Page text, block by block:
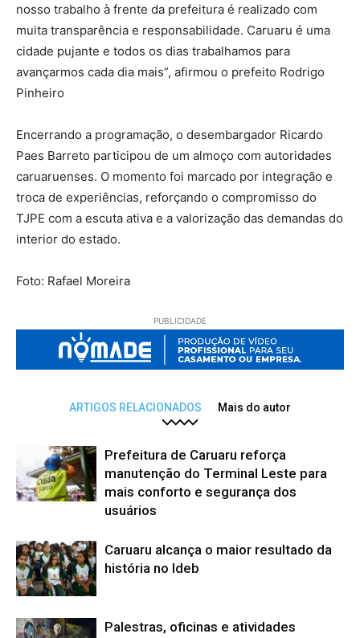
nosso trabalho à frente da prefeitura é realizado com
muita transparência e responsabilidade. Caruaru é uma
cidade pujante e todos os dias trabalhamos para
avançarmos cada dia mais”, afirmou o prefeito Rodrigo
Pinheiro
Encerrando a programação, o desembargador Ricardo
Paes Barreto participou de um almoço com autoridades
caruaruenses. O momento foi marcado por integração e
troca de experiências, reforçando o compromisso do
TJPE com a escuta ativa e a valorização das demandas do
interior do estado.
Foto: Rafael Moreira
PUBLICIDADE
ARTIGOS RELACIONADOS Mais do autor
Prefeitura de Caruaru reforça
manutenção do Terminal Leste para
mais conforto e segurança dos
usuários
Caruaru alcança o maior resultado da
história no Ideb
Palestras, oficinas e atividades